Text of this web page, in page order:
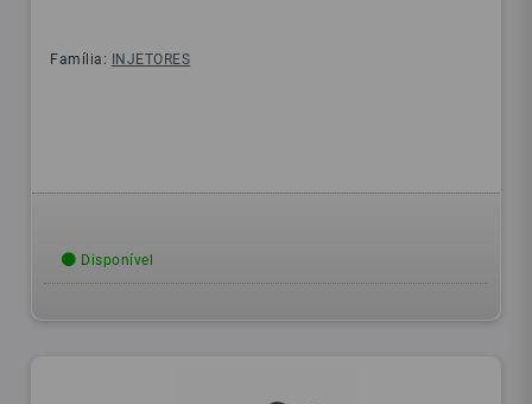
Família: INJETORES
Disponível